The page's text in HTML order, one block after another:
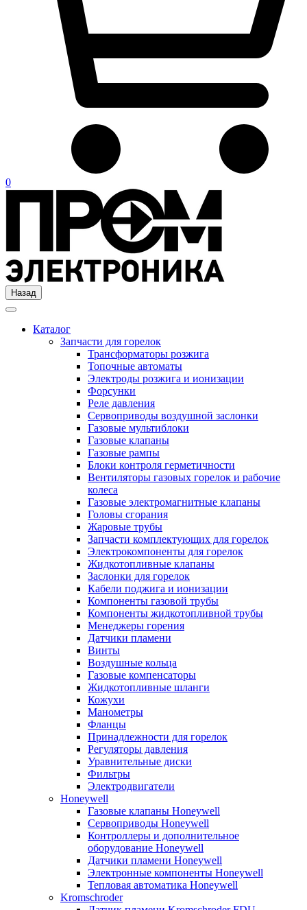
0
Назад
Каталог
Запчасти для горелок
Трансформаторы розжига
Топочные автоматы
Электроды розжига и ионизации
Форсунки
Реле давления
Сервоприводы воздушной заслонки
Газовые мультиблоки
Газовые клапаны
Газовые рампы
Блоки контроля герметичности
Вентиляторы газовых горелок и рабочие
колеса
Газовые электромагнитные клапаны
Головы сгорания
Жаровые трубы
Запчасти комплектующих для горелок
Электрокомпоненты для горелок
Жидкотопливные клапаны
Заслонки для горелок
Кабели поджига и ионизации
Компоненты газовой трубы
Компоненты жидкотопливной трубы
Менеджеры горения
Датчики пламени
Винты
Воздушные кольца
Газовые компенсаторы
Жидкотопливные шланги
Кожухи
Манометры
Фланцы
Принадлежности для горелок
Регуляторы давления
Уравнительные диски
Фильтры
Электродвигатели
Honeywell
Газовые клапаны Honeywell
Сервоприводы Honeywell
Контроллеры и дополнительное
оборудование Honeywell
Датчики пламени Honeywell
Электронные компоненты Honeywell
Тепловая автоматика Honeywell
Kromschroder